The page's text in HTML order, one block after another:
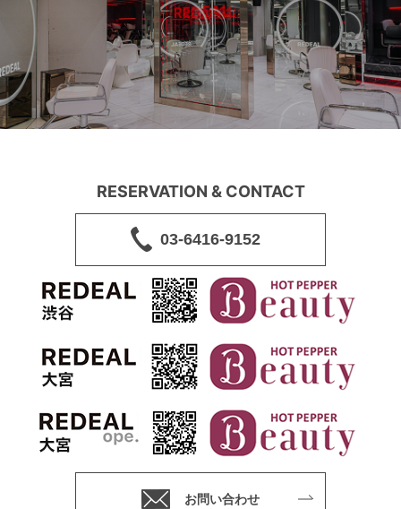
RESERVATION & CONTACT
03-6416-9152
お問い合わせ